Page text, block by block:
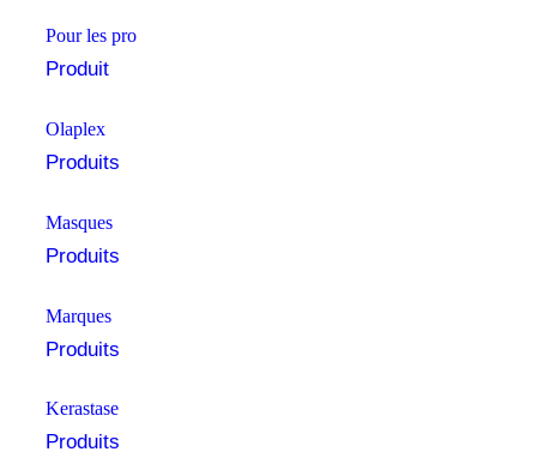
Pour les pro
Produit
Olaplex
Produits
Masques
Produits
Marques
Produits
⁠⁠Kerastase
Produits